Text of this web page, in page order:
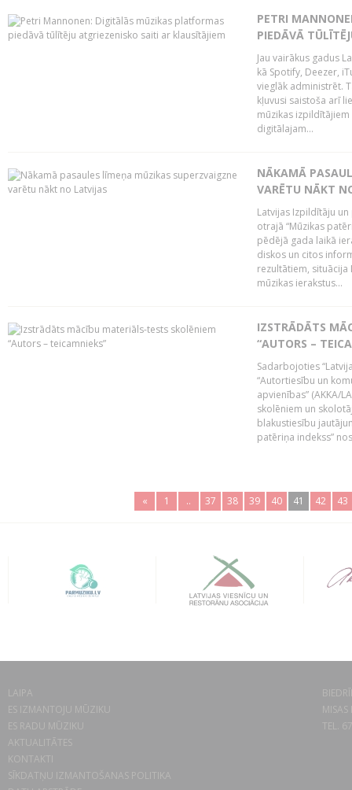
PETRI
PIEDĀVĀ
Jau vairākus gadus
kā Spotify, Deezer,
vieglāk administrēt.
kļuvusi saistoša arī
mūzikas
digitālajam...
NĀKAMĀ
VARĒTU NĀKT
Latvijas Izpildītāju
otrajā “Mūzikas
pēdējā gada laikā
diskos un citos
rezultātiem, situācija
mūzikas ierakstus...
IZSTRĀDĀTS
“AUTORS –
Sadarbojoties
“Autortiesību un
apvienības” (AKKA/
skolēniem un
blakustiesību
patēriņa indekss”
« 1 .. 37 38 39 40 41 42 43
LAIPA
ES IZMANTOJU MŪZIKU
ES RADU MŪZIKU
AKTUALITĀTES
KONTAKTI
SĪKDATŅU IZMANTOŠANAS POLITIKA
TEL.